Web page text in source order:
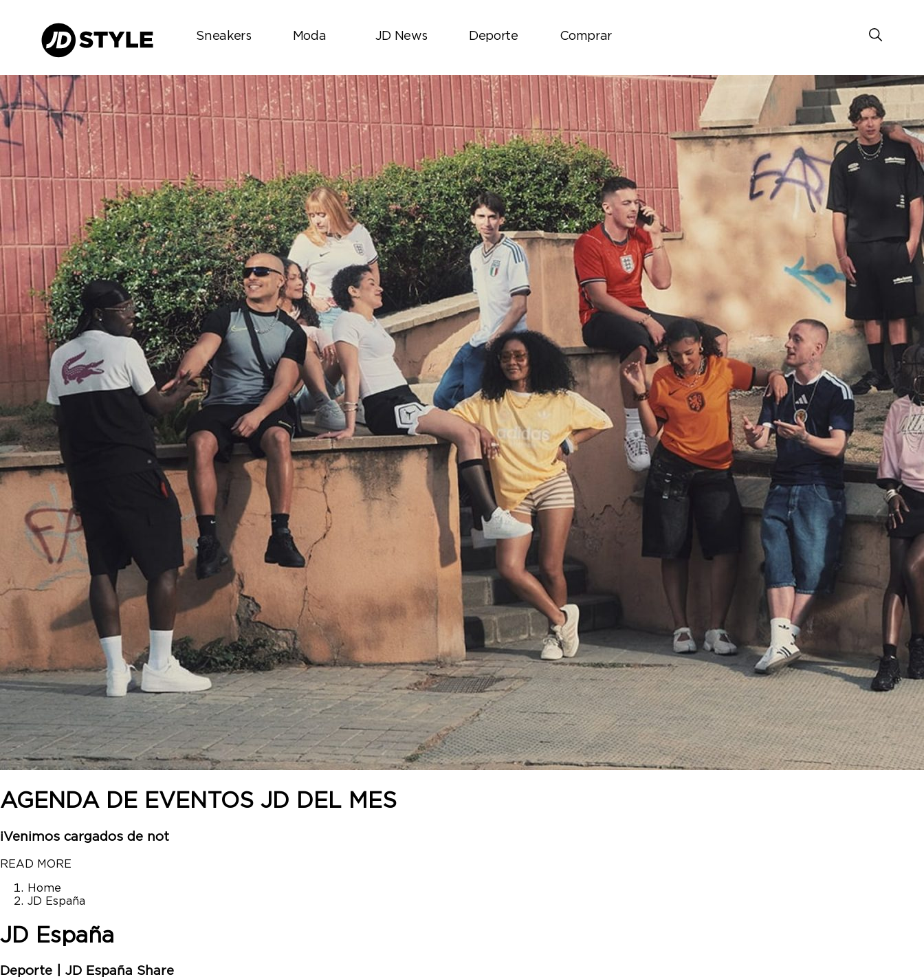
Sneakers Moda JD News Deporte Comprar
AGENDA DE EVENTOS JD DEL MES
¡Venimos cargados de not
READ MORE
Home
JD España
JD España
Deporte JD España Share